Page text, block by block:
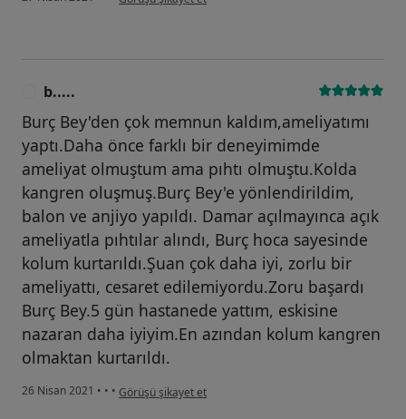
b.....
Burç Bey'den çok memnun kaldım,ameliyatımı
yaptı.Daha önce farklı bir deneyimimde
ameliyat olmuştum ama pıhtı olmuştu.Kolda
kangren oluşmuş.Burç Bey'e yönlendirildim,
balon ve anjiyo yapıldı. Damar açılmayınca açık
ameliyatla pıhtılar alındı, Burç hoca sayesinde
kolum kurtarıldı.Şuan çok daha iyi, zorlu bir
ameliyattı, cesaret edilemiyordu.Zoru başardı
Burç Bey.5 gün hastanede yattım, eskisine
nazaran daha iyiyim.En azından kolum kangren
olmaktan kurtarıldı.
26 Nisan 2021 • • • kullanıcının görüşüne göre b.....
Görüşü şikayet et